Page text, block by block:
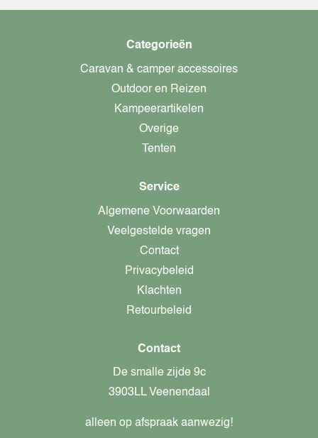
Categorieën
Caravan & camper accessoires
Outdoor en Reizen
Kampeerartikelen
Overige
Tenten
Service
Algemene Voorwaarden
Veelgestelde vragen
Contact
Privacybeleid
Klachten
Retourbeleid
Contact
De smalle zijde 9c
3903LL Veenendaal
alleen op afspraak aanwezig!